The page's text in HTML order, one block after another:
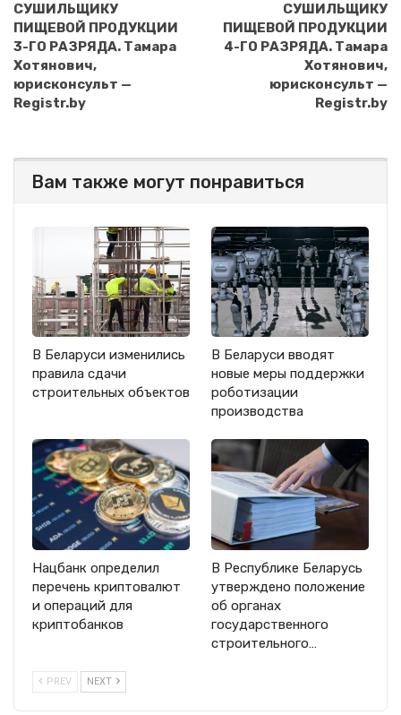
СУШИЛЬЩИКУ
ПИЩЕВОЙ ПРОДУКЦИИ
3-ГО РАЗРЯДА. Тамара
Хотянович,
юрисконсульт —
Registr.by
СУШИЛЬЩИКУ
ПИЩЕВОЙ ПРОДУКЦИИ
4-ГО РАЗРЯДА. Тамара
Хотянович,
юрисконсульт —
Registr.by
Вам также могут понравиться
В Беларуси изменились
правила сдачи
строительных объектов
В Беларуси вводят
новые меры поддержки
роботизации
производства
Нацбанк определил
перечень криптовалют
и операций для
криптобанков
В Республике Беларусь
утверждено положение
об органах
государственного
строительного…
PREV NEXT